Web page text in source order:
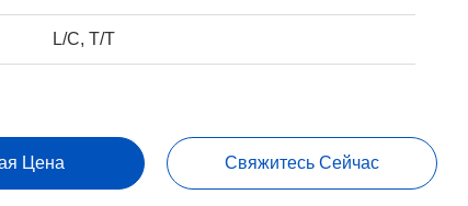
L/C, T/T
Цена Свяжитесь Сейчас